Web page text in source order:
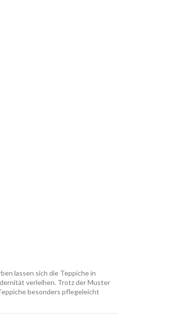
lassen sich die Teppiche in
verleihen. Trotz der Muster
besonders pflegeleicht